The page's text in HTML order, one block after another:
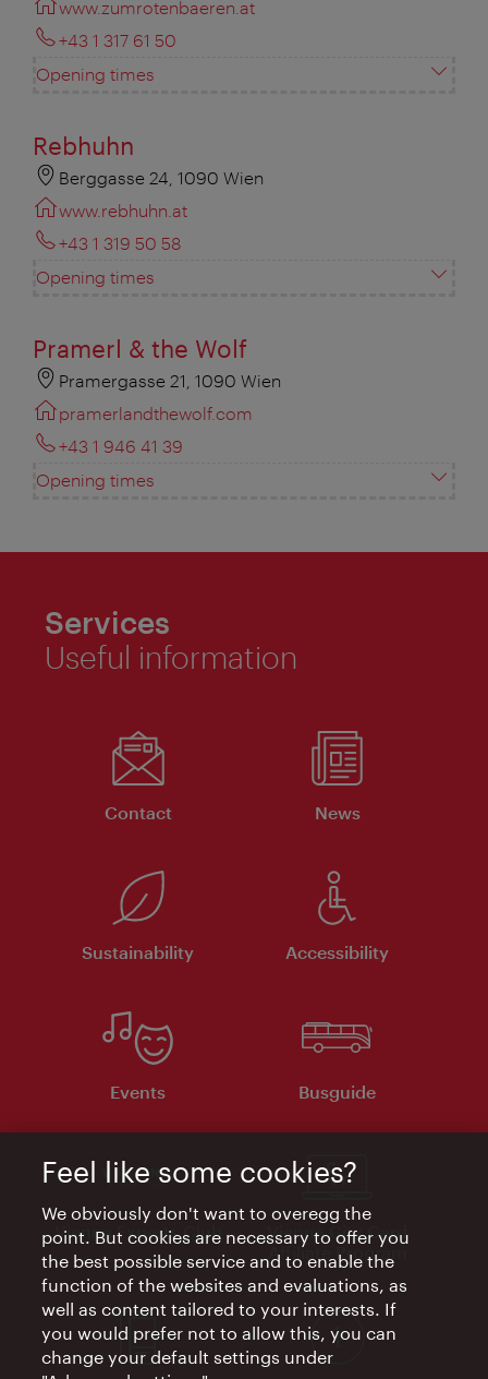
www.zumrotenbaeren.at
+43 1 317 61 50
Opening times
Rebhuhn
Berggasse 24, 1090 Wien
www.rebhuhn.at
+43 1 319 50 58
Opening times
Pramerl & the Wolf
Pramergasse 21, 1090 Wien
pramerlandthewolf.com
+43 1 946 41 39
Opening times
Services
Useful information
Contact News
Sustainability Accessibility
Events Busguide
Vienna Experts Club
Vienna City Card
Affiliate Program
Feel like some cookies?
We obviously don't want to overegg the
point. But cookies are necessary to offer you
the best possible service and to enable the
function of the websites and evaluations, as
well as content tailored to your interests. If
you would prefer not to allow this, you can
change your default settings under